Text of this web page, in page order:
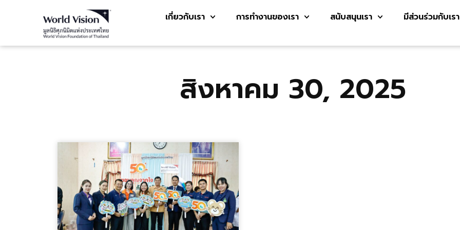
เกี่ยวกับเรา การทำงานของเรา สนับสนุนเรา มีส่วนร่วมกับเรา
สิงหาคม 30, 2025